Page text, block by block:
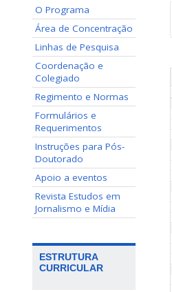
O Programa
Área de Concentração
Linhas de Pesquisa
Coordenação e
Colegiado
Regimento e Normas
Formulários e
Requerimentos
Instruções para Pós-
Doutorado
Apoio a eventos
Revista Estudos em
Jornalismo e Mídia
ESTRUTURA
CURRICULAR